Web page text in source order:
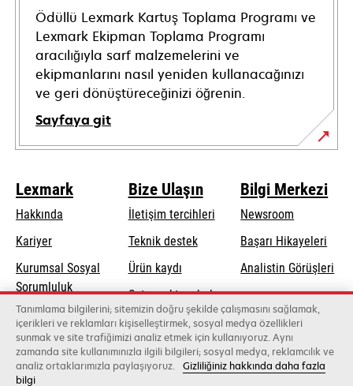
Ödüllü Lexmark Kartuş Toplama Programı ve
Lexmark Ekipman Toplama Programı
aracılığıyla sarf malzemelerini ve
ekipmanlarını nasıl yeniden kullanacağınızı
ve geri dönüştüreceğinizi öğrenin.
Sayfaya git
Lexmark
Hakkında
Kariyer
Kurumsal Sosyal
Sorumlulukopens
in
a
new
tab
Sürdürülebilirlik
Bize Ulaşın
İletişim tercihleri
Teknik destekopens
new
tab
Ürün kaydı
Satış noktası bul
Toptancıların
listesi
Bilgi Merkezi
Newsroom
Başarı Hikayeleri
Analistin Görüşleri
Tanımlama bilgilerini; sitemizin doğru şekilde çalışmasını sağlamak,
içerikleri ve reklamları kişiselleştirmek, sosyal medya özellikleri
sunmak ve site trafiğimizi analiz etmek için kullanıyoruz. Aynı
zamanda site kullanımınızla ilgili bilgileri; sosyal medya, reklamcılık ve
analiz ortaklarımızla paylaşıyoruz. Gizliliğiniz hakkında daha fazla
bilgi